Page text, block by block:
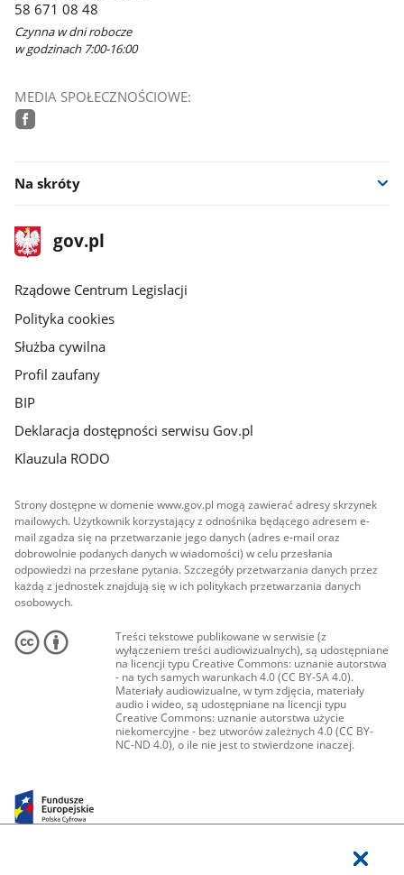
58 671 08 48
Czynna w dni robocze
w godzinach 7:00-16:00
MEDIA SPOŁECZNOŚCIOWE:
Na skróty
stopka
gov.plStrona
gov.pl
Rządowe Centrum Legislacji
Polityka cookies
Służba cywilna
Profil zaufany
BIP
Deklaracja dostępności serwisu Gov.pl
Klauzula RODO
Strony dostępne w domenie www.gov.pl mogą zawierać adresy skrzynek
mailowych. Użytkownik korzystający z odnośnika będącego adresem e-
mail zgadza się na przetwarzanie jego danych (adres e-mail oraz
dobrowolnie podanych danych w wiadomości) w celu przesłania
odpowiedzi na przesłane pytania. Szczegóły przetwarzania danych przez
każdą z jednostek znajdują się w ich politykach przetwarzania danych
osobowych.
Treści tekstowe publikowane w serwisie (z
wyłączeniem treści audiowizualnych), są udostępniane
na licencji typu Creative Commons: uznanie autorstwa
- na tych samych warunkach 4.0 (CC BY-SA 4.0).
Materiały audiowizualne, w tym zdjęcia, materiały
audio i wideo, są udostępniane na licencji typu
Creative Commons: uznanie autorstwa użycie
niekomercyjne - bez utworów zależnych 4.0 (CC BY-
NC-ND 4.0), o ile nie jest to stwierdzone inaczej.